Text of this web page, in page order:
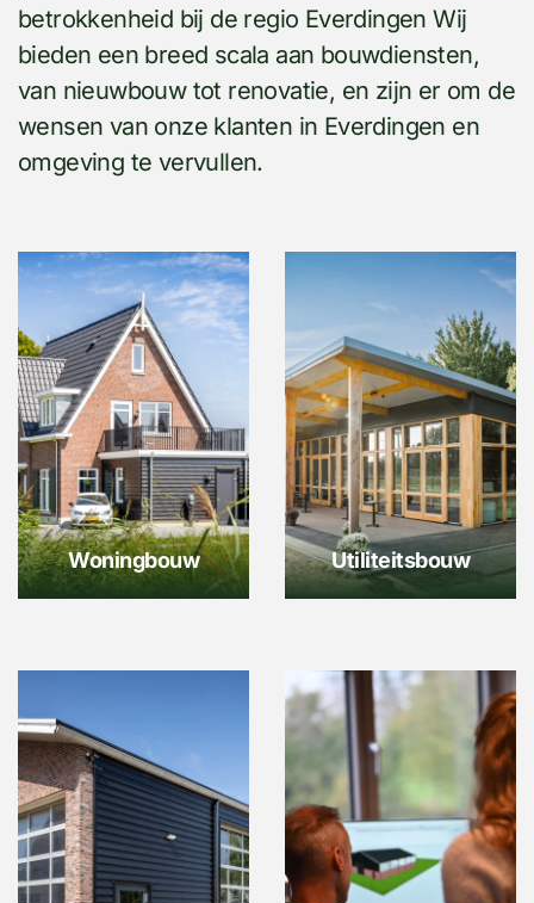
betrokkenheid bij de regio Everdingen Wij
bieden een breed scala aan bouwdiensten,
van nieuwbouw tot renovatie, en zijn er om de
wensen van onze klanten in Everdingen en
omgeving te vervullen.
Woningbouw Utiliteitsbouw